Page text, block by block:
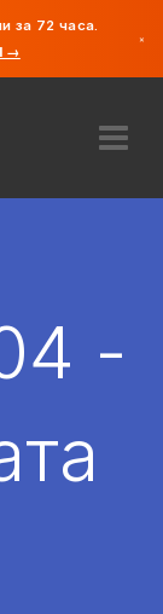
за 72 часа.
→
×
-